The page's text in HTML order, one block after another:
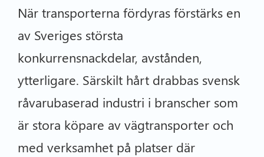
När transporterna fördyras förstärks en
av Sveriges största
konkurrensnackdelar, avstånden,
ytterligare. Särskilt hårt drabbas svensk
råvarubaserad industri i branscher som
är stora köpare av vägtransporter och
med verksamhet på platser där